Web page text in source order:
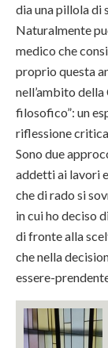
dia una pillola di
Naturalmente
medico che
proprio questa
nell’ambito
filosofico”: un
riflessione
Sono due
addetti ai lavori
che di rado si
in cui ho deciso
di fronte alla
che nella
essere-